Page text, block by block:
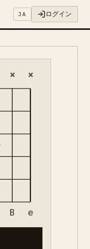
JA ログイン
× ×
B e